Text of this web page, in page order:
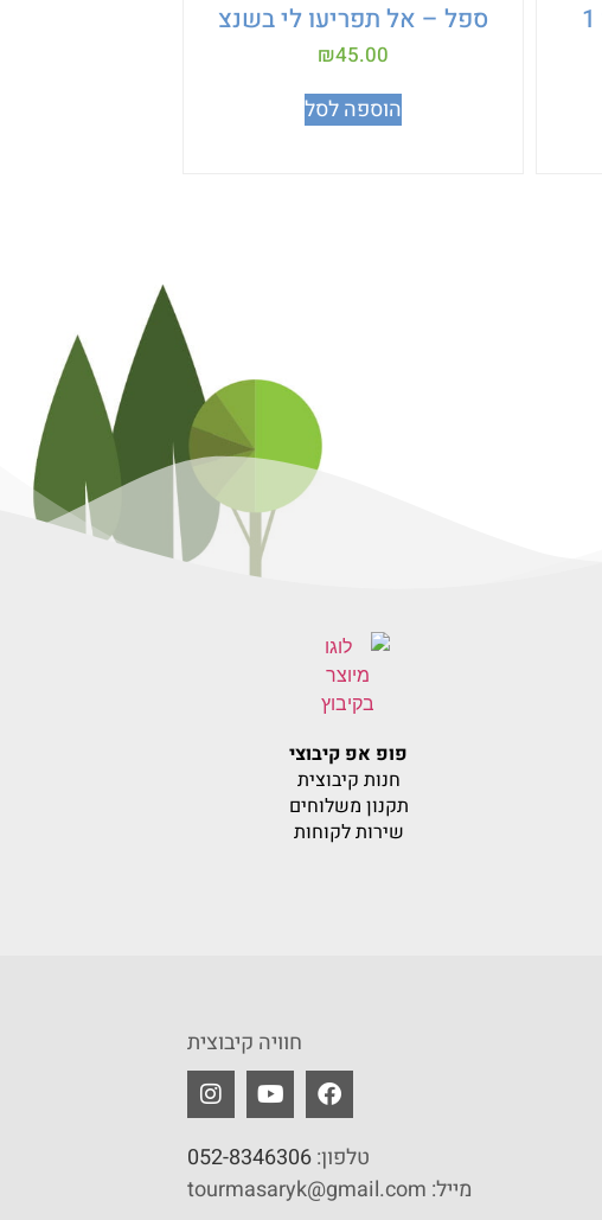
תחתוני בוקסר – מספר 1
ספל – אל תפריעו לי בשנצ
₪45.00
הוספה לסל
פופ אפ קיבוצי
חנות קיבוצית
תקנון משלוחים
שירות לקוחות
חוויה קיבוצית
טלפון:052-8346306
מייל: tourmasaryk@gmail.com